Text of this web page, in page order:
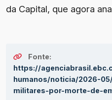
da Capital, que agora
Fonte:
https://
humanos/noticia/2026-
militares-por-morte-de-